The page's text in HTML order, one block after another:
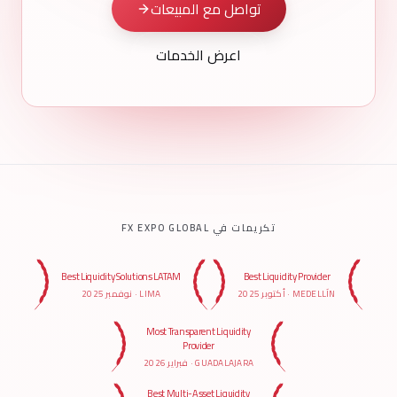
تواصل مع المبيعات
اعرض الخدمات
تكريمات في FX EXPO GLOBAL
Best Liquidity Provider
MEDELLÍN
·أكتوبر 2025
Best Liquidity Solutions LATAM
LIMA
· نوفمبر 2025
Most Transparent Liquidity
Provider
GUADALAJARA
· فبراير 2026
Best Multi-Asset Liquidity